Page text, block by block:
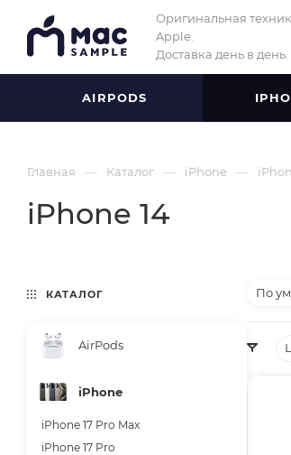
Оригинальная
Apple.
Доставка день в день.
AIRPODS
Главная — Каталог — iPhone —
iPhone 14
По
КАТАЛОГ
AirPods
iPhone
iPhone 17 Pro Max
iPhone 17 Pro